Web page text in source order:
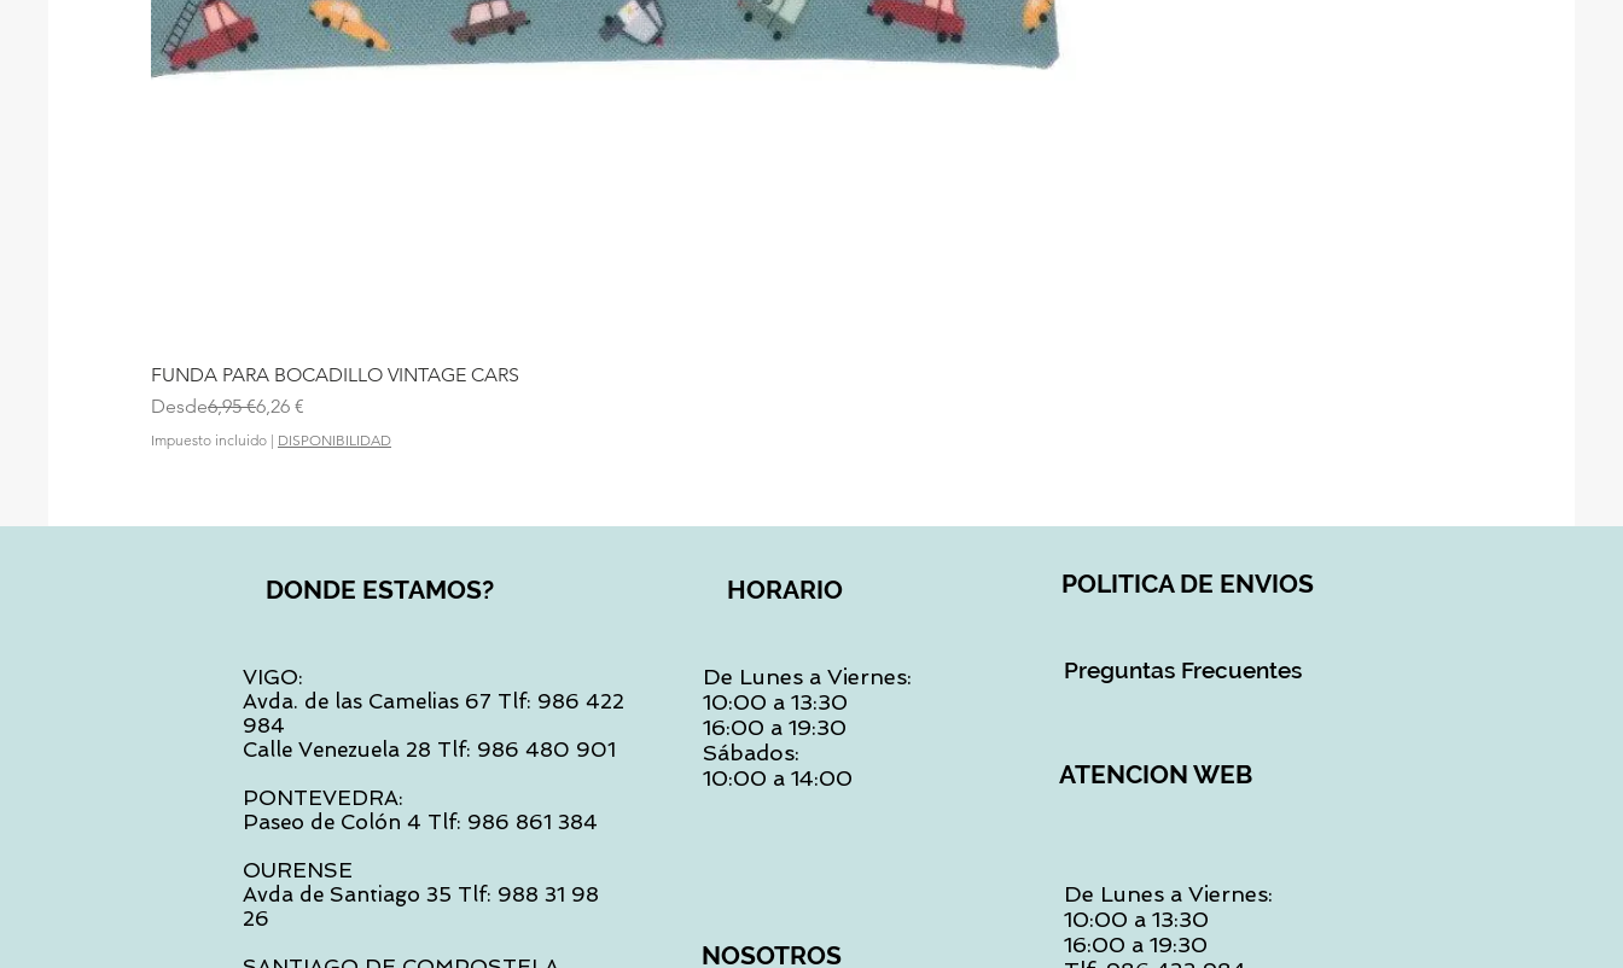
FUNDA PARA BOCADILLO VINTAGE CARS
Desde
Precio6,95 €6,26 €
Precio de oferta
Impuesto incluido | DISPONIBILIDAD
DONDE ESTAMOS?
VIGO:
Avda. de las Camelias 67 Tlf: 986 422
984
Calle Venezuela 28 Tlf: 986 480 901
PONTEVEDRA:
Paseo de Colón 4 Tlf: 986 861 384
OURENSE
Avda de Santiago 35 Tlf: 988 31 98
26
HORARIO POLITICA DE ENVIOS
De Lunes a Viernes:
10:00 a 13:30
16:00 a 19:30
Sábados:
10:00 a 14:00
Preguntas Frecuentes
ATENCION WEB
NOSOTROS
De Lunes a Viernes:
10:00 a 13:30
16:00 a 19:30